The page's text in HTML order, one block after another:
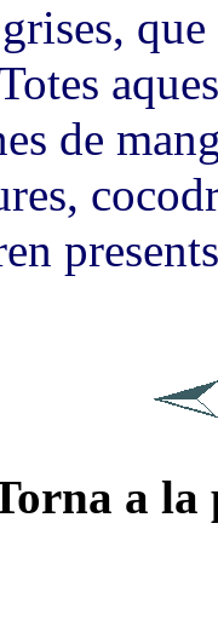
de
a la